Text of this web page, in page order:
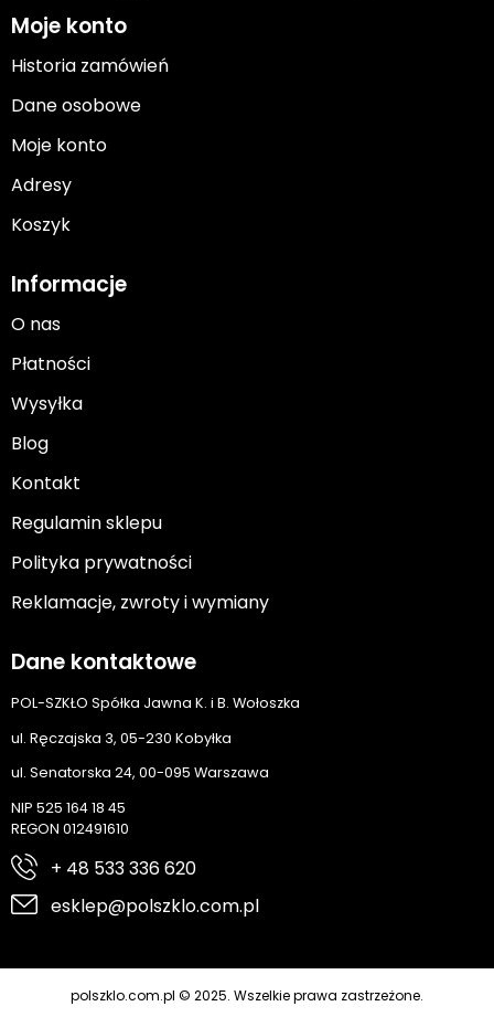
Moje konto
Historia zamówień
Dane osobowe
Moje konto
Adresy
Koszyk
Informacje
O nas
Płatności
Wysyłka
Blog
Kontakt
Regulamin sklepu
Polityka prywatności
Reklamacje, zwroty i wymiany
Dane kontaktowe
POL-SZKŁO Spółka Jawna K. i B. Wołoszka
ul. Ręczajska 3, 05-230 Kobyłka
ul. Senatorska 24, 00-095 Warszawa
NIP 525 164 18 45
REGON 012491610
+ 48 533 336 620
esklep@polszklo.com.pl
polszklo.com.pl © 2025. Wszelkie prawa zastrzeżone.